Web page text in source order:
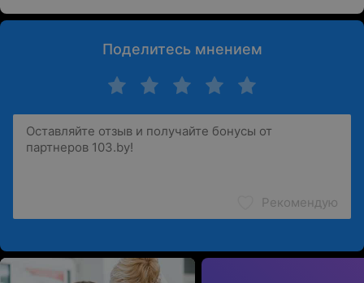
Поделитесь мнением
Рекомендую